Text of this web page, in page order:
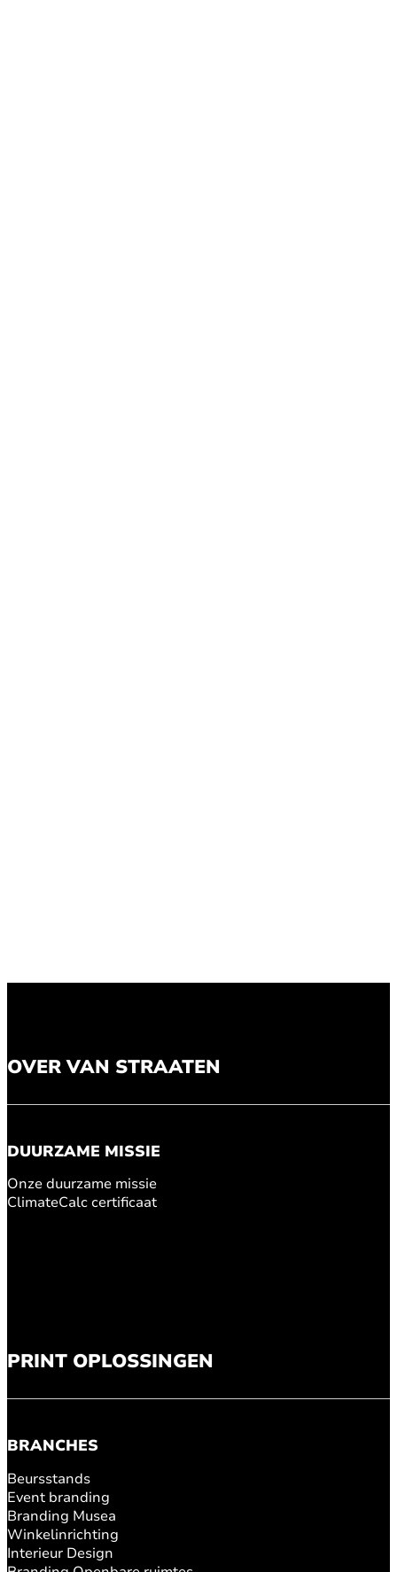
PRINT OPLOSSINGEN
BRANCHES
Beursstands
Event branding
Branding Musea
Winkelinrichting
Interieur Design
OVER VAN STRAATEN
DUURZAME MISSIE
Onze duurzame missie
ClimateCalc certificaat